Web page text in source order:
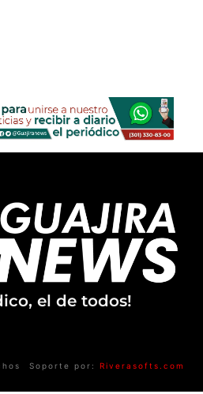
el de todos!
Soporte por: Riverasofts.com